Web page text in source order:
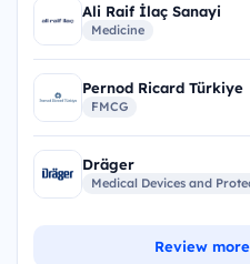
Ali Raif İlaç Sanayi
Medicine
Pernod Ricard Türkiye
FMCG
Dräger
Medical Devices and
Review